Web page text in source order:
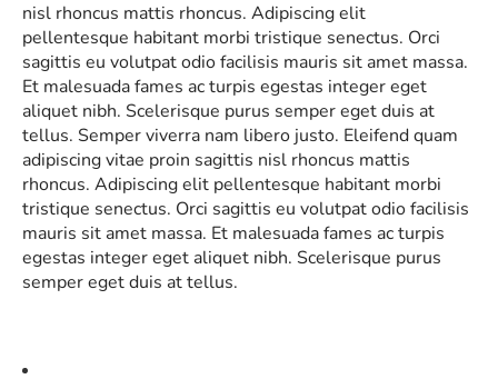
nisl rhoncus mattis rhoncus. Adipiscing elit
pellentesque habitant morbi tristique senectus. Orci
sagittis eu volutpat odio facilisis mauris sit amet massa.
Et malesuada fames ac turpis egestas integer eget
aliquet nibh. Scelerisque purus semper eget duis at
tellus. Semper viverra nam libero justo. Eleifend quam
adipiscing vitae proin sagittis nisl rhoncus mattis
rhoncus. Adipiscing elit pellentesque habitant morbi
tristique senectus. Orci sagittis eu volutpat odio facilisis
mauris sit amet massa. Et malesuada fames ac turpis
egestas integer eget aliquet nibh. Scelerisque purus
semper eget duis at tellus.